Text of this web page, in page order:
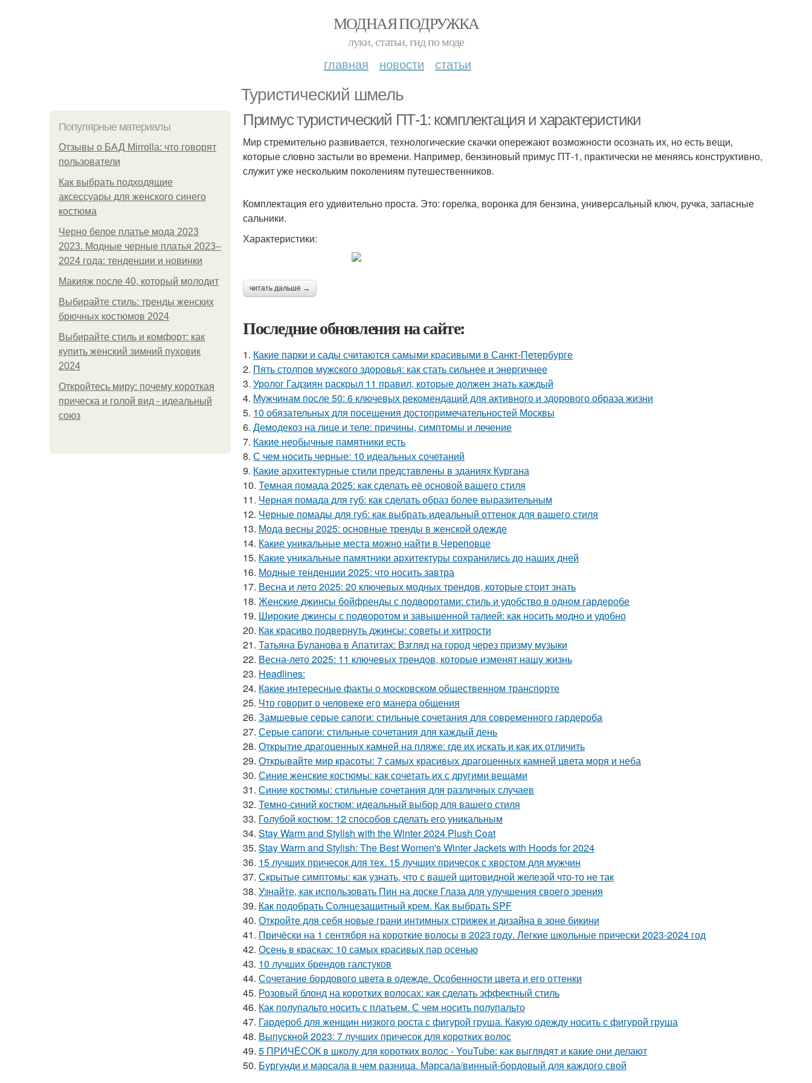
МОДНАЯ ПОДРУЖКА
луки, статьи, гид по моде
главная новости статьи
Туристический шмель
Популярные материалы
Отзывы о БАД Mirrolla: что говорят
пользователи
Как выбрать подходящие
аксессуары для женского синего
костюма
Черно белое платье мода 2023
2023. Модные черные платья 2023–
2024 года: тенденции и новинки
Макияж после 40, который молодит
Выбирайте стиль: тренды женских
брючных костюмов 2024
Выбирайте стиль и комфорт: как
купить женский зимний пуховик
2024
Откройтесь миру: почему короткая
прическа и голой вид - идеальный
союз
Примус туристический ПТ-1: комплектация и характеристики
Мир стремительно развивается, технологические скачки опережают возможности осознать их, но есть вещи,
которые словно застыли во времени. Например, бензиновый примус ПТ-1, практически не меняясь конструктивно,
служит уже нескольким поколениям путешественников.
Комплектация его удивительно проста. Это: горелка, воронка для бензина, универсальный ключ, ручка, запасные
сальники.
Характеристики:
читать дальше →
Последние обновления на сайте:
1. Какие парки и сады считаются самыми красивыми в Санкт-Петербурге
2. Пять столпов мужского здоровья: как стать сильнее и энергичнее
3. Уролог Гадзиян раскрыл 11 правил, которые должен знать каждый
4. Мужчинам после 50: 6 ключевых рекомендаций для активного и здорового образа жизни
5. 10 обязательных для посещения достопримечательностей Москвы
6. Демодекоз на лице и теле: причины, симптомы и лечение
7. Какие необычные памятники есть
8. С чем носить черные: 10 идеальных сочетаний
9. Какие архитектурные стили представлены в зданиях Кургана
10. Темная помада 2025: как сделать её основой вашего стиля
11. Черная помада для губ: как сделать образ более выразительным
12. Черные помады для губ: как выбрать идеальный оттенок для вашего стиля
13. Мода весны 2025: основные тренды в женской одежде
14. Какие уникальные места можно найти в Череповце
15. Какие уникальные памятники архитектуры сохранились до наших дней
16. Модные тенденции 2025: что носить завтра
17. Весна и лето 2025: 20 ключевых модных трендов, которые стоит знать
18. Женские джинсы бойфренды с подворотами: стиль и удобство в одном гардеробе
19. Широкие джинсы с подворотом и завышенной талией: как носить модно и удобно
20. Как красиво подвернуть джинсы: советы и хитрости
21. Татьяна Буланова в Апатитах: Взгляд на город через призму музыки
22. Весна-лето 2025: 11 ключевых трендов, которые изменят нашу жизнь
23. Headlines:
24. Какие интересные факты о московском общественном транспорте
25. Что говорит о человеке его манера общения
26. Замшевые серые сапоги: стильные сочетания для современного гардероба
27. Серые сапоги: стильные сочетания для каждый день
28. Открытие драгоценных камней на пляже: где их искать и как их отличить
29. Открывайте мир красоты: 7 самых красивых драгоценных камней цвета моря и неба
30. Синие женские костюмы: как сочетать их с другими вещами
31. Синие костюмы: стильные сочетания для различных случаев
32. Темно-синий костюм: идеальный выбор для вашего стиля
33. Голубой костюм: 12 способов сделать его уникальным
34. Stay Warm and Stylish with the Winter 2024 Plush Coat
35. Stay Warm and Stylish: The Best Women's Winter Jackets with Hoods for 2024
36. 15 лучших причесок для тех. 15 лучших причесок с хвостом для мужчин
37. Скрытые симптомы: как узнать, что с вашей щитовидной железой что-то не так
38. Узнайте, как использовать Пин на доске Глаза для улучшения своего зрения
39. Как подобрать Солнцезащитный крем. Как выбрать SPF
40. Откройте для себя новые грани интимных стрижек и дизайна в зоне бикини
41. Причёски на 1 сентября на короткие волосы в 2023 году. Легкие школьные прически 2023-2024 год
42. Осень в красках: 10 самых красивых пар осенью
43. 10 лучших брендов галстуков
44. Сочетание бордового цвета в одежде. Особенности цвета и его оттенки
45. Розовый блонд на коротких волосах: как сделать эффектный стиль
46. Как полупальто носить с платьем. С чем носить полупальто
47. Гардероб для женщин низкого роста с фигурой груша. Какую одежду носить с фигурой груша
48. Выпускной 2023: 7 лучших причесок для коротких волос
49. 5 ПРИЧЁСОК в школу для коротких волос ‍- YouTube: как выглядят и какие они делают
50. Бургунди и марсала в чем разница. Марсала/винный-бордовый для каждого свой